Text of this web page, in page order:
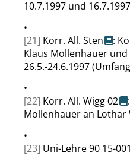
10.7.1997 und
•
[21] Korr. All. Sten
:
Klaus Mollenhauer
26.5.-24.6.1997
•
[22] Korr. All. Wigg 02
Mollenhauer an Lothar
•
[23] Uni-Lehre 90 15-001